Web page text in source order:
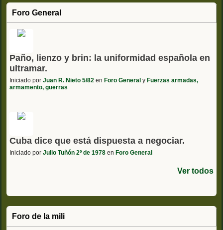
Foro General
Paño, lienzo y brin: la uniformidad española en
ultramar.
Iniciado por Juan R. Nieto 5/82 en Foro General y Fuerzas armadas,
armamento, guerras
Cuba dice que está dispuesta a negociar.
Iniciado por Julio Tuñón 2º de 1978 en Foro General
Ver todos
Foro de la mili